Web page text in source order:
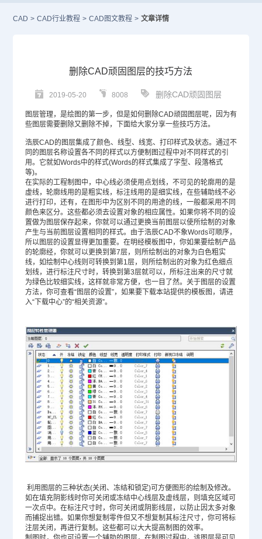
CAD > CAD行业教程 > CAD图文教程 > 文章详情
删除CAD顽固图层的技巧方法
2019-05-20 8008 删除CAD顽固图层
图层管理，是绘图的第一步，但是如何删除CAD顽固图层呢，因为有
些图层需要删除又删除不掉，下面给大家分享一些技巧方法。
浩辰CAD的图层集成了颜色、线型、线宽、打印样式及状态。通过不
同的图层名称设置各不同的样式以方便制图过程中对不同样式的引
用。它就如Words中的样式(Words的样式集成了字型、段落格式
等)。
在实际的工程制图中，中心线必须使用点划线，不可见的轮廓用的是
虚线，轮廓线用的是粗实线，标注线用的是细实线，在些辅助线不必
进行打印，还有，在图形中为区别不同的用途的线，一般都采用不同
颜色来区分。这些都必须去设置对象的相应属性。如果你将不同的设
置做为图层保存起来，你就可以通过更换当前图层以使所绘制的对象
产生与当前图层设置相同的样式。由于浩辰CAD不象Words可顺序，
所以图层的设置显得更加重要。在明经模板图中，你如果要绘制产品
的轮廓经，你就可以更换到第7层，则所绘制出的对象为白色粗实
线，如绘制中心线则可转换到第1层，则所绘制出的对象为红色细点
划线，进行标注尺寸时，转换到第3层就可以，所标注出来的尺寸就
为绿色比较细实线，这样就非常方便，也一目了然。关于图层的设置
方法，你可查看“图层的设置”，如果要下载本站提供的模板图，请进
入“下载中心”的“相关资源”。
利用图层的三种状态(关闭、冻结和锁定)可方便图形的绘制及修改。
如在填充阴影线时你可关闭或冻结中心线层及虚线层，则填充区域可
一次点中。在标注尺寸时，你可关闭或阴影线层，以防止因太多对象
而捕捉出错。如果你想复制零件但又不想复制其标注尺寸，你可将标
注层关闭，再进行复制。这些都可以大大提高制图的效率。